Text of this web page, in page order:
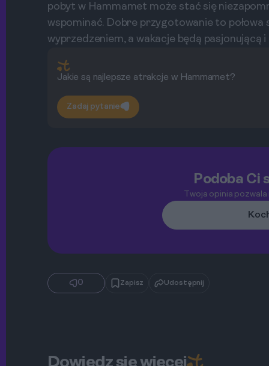
pobyt w Hammamet może stać się
wspominać. Dobre przygotowanie to połowa
wyprzedzeniem, a wakacje będą pasjonującą
Jakie są najlepsze atrakcje w Hammamet?
Zadaj pytanie
Podoba Ci
Twoja opinia
0 Zapisz Udostępnij